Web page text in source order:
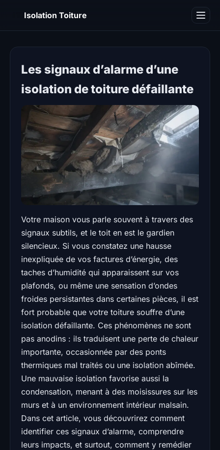
Isolation Toiture
Les signaux d’alarme d’une
isolation de toiture défaillante
Votre maison vous parle souvent à travers des
signaux subtils, et le toit en est le gardien
silencieux. Si vous constatez une hausse
inexpliquée de vos factures d’énergie, des
taches d’humidité qui apparaissent sur vos
plafonds, ou même une sensation d’ondes
froides persistantes dans certaines pièces, il est
fort probable que votre toiture souffre d’une
isolation défaillante. Ces phénomènes ne sont
pas anodins : ils traduisent une perte de chaleur
importante, occasionnée par des ponts
thermiques mal traités ou une isolation abîmée.
Une mauvaise isolation favorise aussi la
condensation, menant à des moisissures sur les
murs et à un environnement intérieur malsain.
Dans cet article, vous découvrirez comment
identifier ces signaux d’alarme, comprendre
leurs impacts, et surtout, comment y remédier